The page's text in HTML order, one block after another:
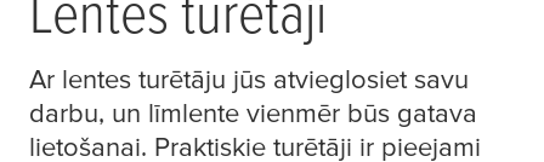
Ar lentes turētāju jūs atvieglosiet savu
darbu, un līmlente vienmēr būs gatava
lietošanai. Praktiskie turētāji ir pieejami